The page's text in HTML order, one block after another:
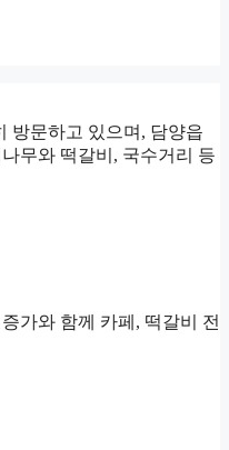
방문하고 있으며, 담양읍
무와 떡갈비, 국수거리 등
가와 함께 카페, 떡갈비 전